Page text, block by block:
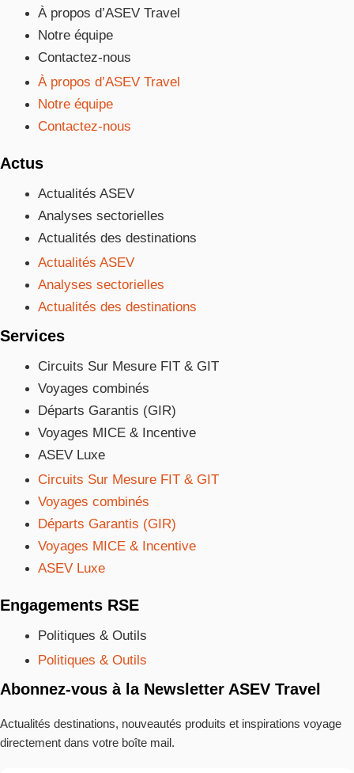
À propos d’ASEV Travel
Notre équipe
Contactez-nous
À propos d’ASEV Travel
Notre équipe
Contactez-nous
Actus
Actualités ASEV
Analyses sectorielles
Actualités des destinations
Actualités ASEV
Analyses sectorielles
Actualités des destinations
Services
Circuits Sur Mesure FIT & GIT
Voyages combinés
Départs Garantis (GIR)
Voyages MICE & Incentive
ASEV Luxe
Circuits Sur Mesure FIT & GIT
Voyages combinés
Départs Garantis (GIR)
Voyages MICE & Incentive
ASEV Luxe
Engagements RSE
Politiques & Outils
Politiques & Outils
Abonnez-vous à la Newsletter ASEV Travel
Actualités destinations, nouveautés produits et inspirations voyage
directement dans votre boîte mail.